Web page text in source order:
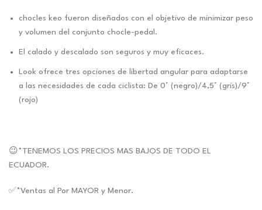
chocles keo fueron diseñados con el objetivo de minimizar peso
y volumen del conjunto chocle-pedal.
El calado y descalado son seguros y muy eficaces.
Look ofrece tres opciones de libertad angular para adaptarse
a las necesidades de cada ciclista: De 0° (negro)/4,5° (gris)/9°
(rojo)
😉*TENEMOS LOS PRECIOS MAS BAJOS DE TODO EL
ECUADOR.
✅*Ventas al Por MAYOR y Menor.